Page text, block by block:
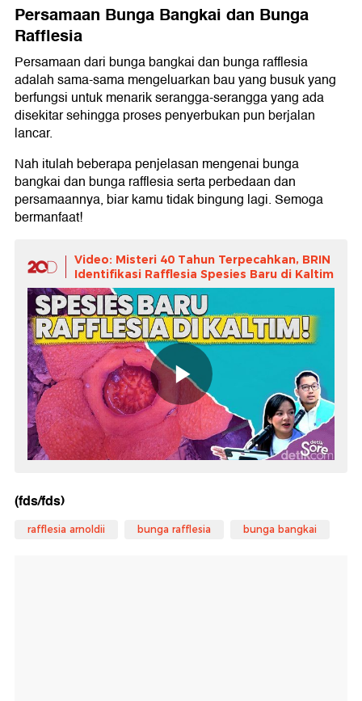
Persamaan Bunga Bangkai dan Bunga
Rafflesia
Persamaan dari bunga bangkai dan bunga rafflesia
adalah sama-sama mengeluarkan bau yang busuk yang
berfungsi untuk menarik serangga-serangga yang ada
disekitar sehingga proses penyerbukan pun berjalan
lancar.
Nah itulah beberapa penjelasan mengenai bunga
bangkai dan bunga rafflesia serta perbedaan dan
persamaannya, biar kamu tidak bingung lagi. Semoga
bermanfaat!
Video: Misteri 40 Tahun Terpecahkan, BRIN
Identifikasi Rafflesia Spesies Baru di Kaltim
(fds/fds)
rafflesia arnoldii bunga rafflesia bunga bangkai